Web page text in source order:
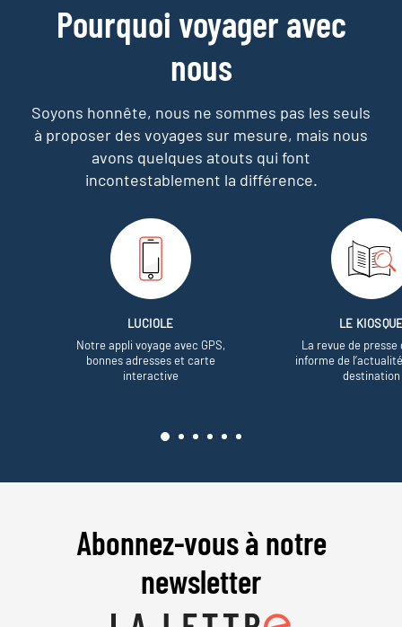
Pourquoi voyager avec
nous
Soyons honnête, nous ne sommes pas les seuls
à proposer des voyages sur mesure, mais nous
avons quelques atouts qui font
incontestablement la différence.
LUCIOLE
Notre appli voyage avec GPS,
bonnes adresses et carte
interactive
LE
La revue de presse
informe de
destination
Abonnez-vous à notre
newsletter